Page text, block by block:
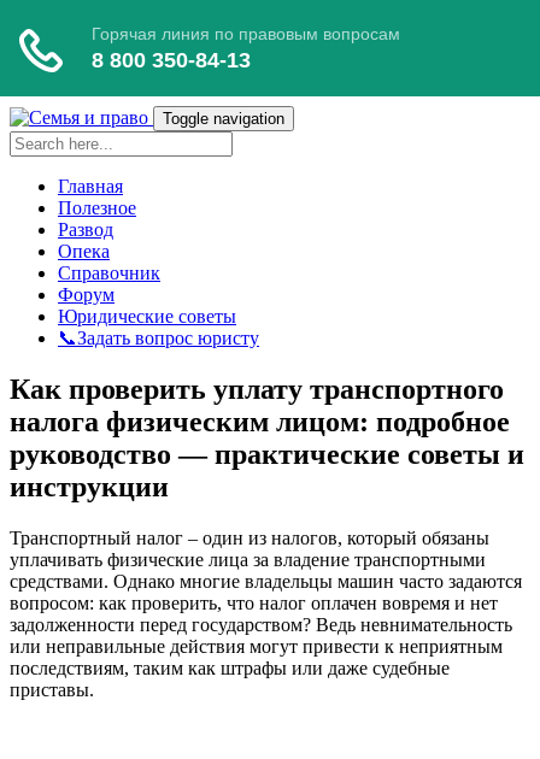
Toggle navigation
Главная
Полезное
Развод
Опека
Справочник
Форум
Юридические советы
📞Задать вопрос юристу
Как проверить уплату транспортного
налога физическим лицом: подробное
руководство — практические советы и
инструкции
Транспортный налог – один из налогов, который обязаны
уплачивать физические лица за владение транспортными
средствами. Однако многие владельцы машин часто задаются
вопросом: как проверить, что налог оплачен вовремя и нет
задолженности перед государством? Ведь невнимательность
или неправильные действия могут привести к неприятным
последствиям, таким как штрафы или даже судебные
приставы.